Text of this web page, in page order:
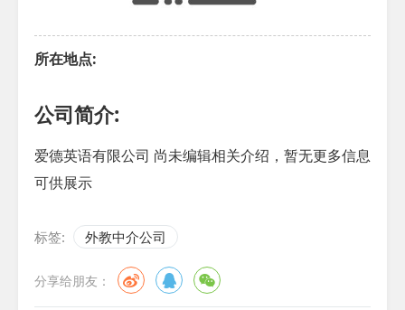
所在地点:
公司简介:
爱德英语有限公司 尚未编辑相关介绍，暂无更多信息
可供展示
标签: 外教中介公司
分享给朋友：